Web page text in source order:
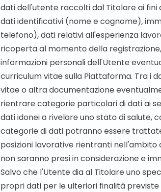
dati dell'utente raccolti dal Titolare ai fini
dati identificativi (nome e cognome),
telefono), dati relativi all'esperienza
ricoperta al momento della
informazioni personali dell'Utente
curriculum vitae sulla Piattaforma. Tra i
vitae o altra documentazione
rientrare categorie particolari di dati ai
dati idonei a rivelare uno stato di
categorie di dati potranno essere
posizioni lavorative rientranti
non saranno presi in considerazione e
Salvo che l'Utente dia al Titolare uno
propri dati per le ulteriori finalità